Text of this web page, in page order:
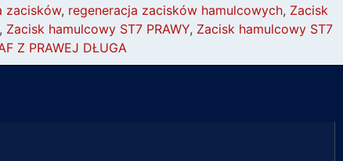
zacisków, regeneracja zacisków hamulcowych, Zacisk
, Zacisk hamulcowy ST7 PRAWY, Zacisk hamulcowy ST7
Z PRAWEJ DŁUGA